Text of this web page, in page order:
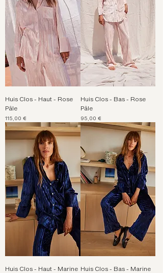
Huis Clos - Haut - Rose
Pâle
Prix
115,00 €
Huis Clos - Bas - Rose
Pâle
Prix
95,00 €
Huis Clos - Haut - Marine Huis Clos - Bas - Marine